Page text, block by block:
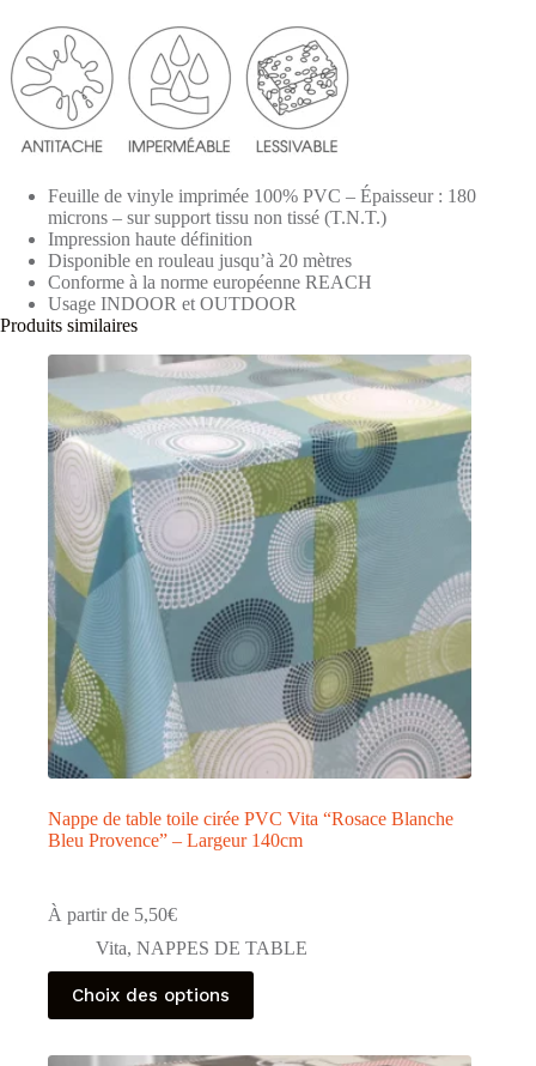
Feuille de vinyle imprimée 100% PVC – Épaisseur : 180
microns – sur support tissu non tissé (T.N.T.)
Impression haute définition
Disponible en rouleau jusqu’à 20 mètres
Conforme à la norme européenne REACH
Usage INDOOR et OUTDOOR
Produits similaires
Nappe de table toile cirée PVC Vita “Rosace Blanche
Bleu Provence” – Largeur 140cm
À partir de 5,50€
Vita, NAPPES DE TABLE
Choix des options
Ce
produit
a